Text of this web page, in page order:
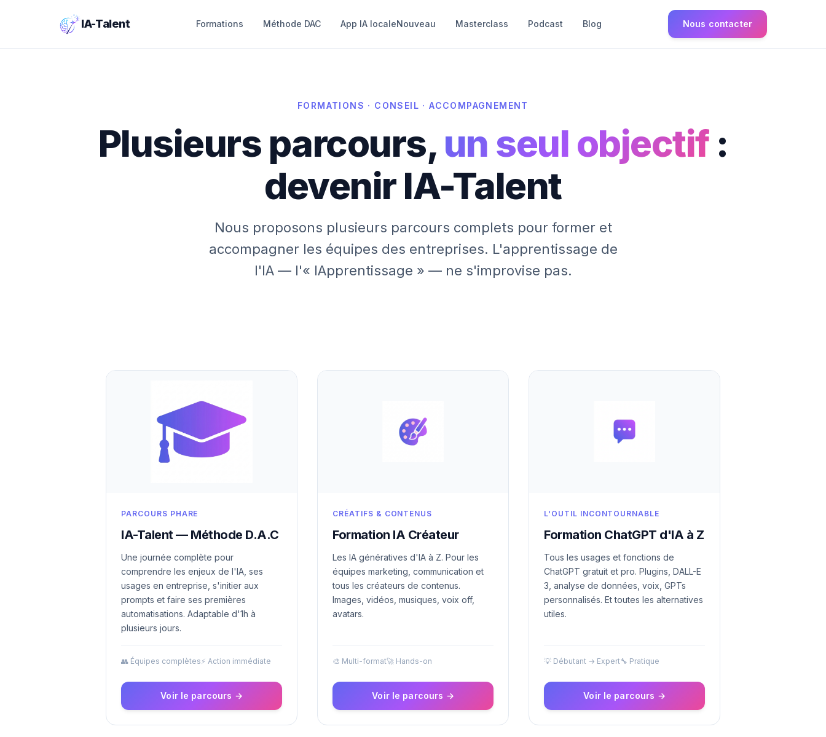
IA-Talent Formations Méthode DAC App IA localeNouveau Masterclass Podcast Blog Nous contacter
FORMATIONS · CONSEIL · ACCOMPAGNEMENT
Plusieurs parcours, un seul objectif:
devenir IA-Talent
Nous proposons plusieurs parcours complets pour former et
accompagner les équipes des entreprises. L'apprentissage de
l'IA — l'« IApprentissage » — ne s'improvise pas.
PARCOURS PHARE
IA-Talent — Méthode D.A.C
Une journée complète pour
comprendre les enjeux de l'IA, ses
usages en entreprise, s'initier aux
prompts et faire ses premières
automatisations. Adaptable d'1h à
plusieurs jours.
👥 Équipes complètes⚡ Action immédiate
Voir le parcours →
CRÉATIFS & CONTENUS
Formation IA Créateur
Les IA génératives d'IA à Z. Pour les
équipes marketing, communication et
tous les créateurs de contenus.
Images, vidéos, musiques, voix off,
avatars.
🎨 Multi-format🚀 Hands-on
Voir le parcours →
L'OUTIL INCONTOURNABLE
Formation ChatGPT d'IA à Z
Tous les usages et fonctions de
ChatGPT gratuit et pro. Plugins, DALL-E
3, analyse de données, voix, GPTs
personnalisés. Et toutes les alternatives
utiles.
💡 Débutant → Expert🔧 Pratique
Voir le parcours →